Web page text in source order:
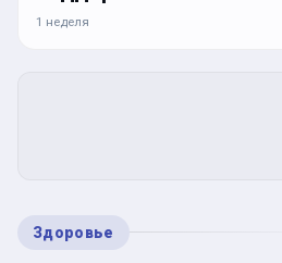
1 неделя
Здоровье